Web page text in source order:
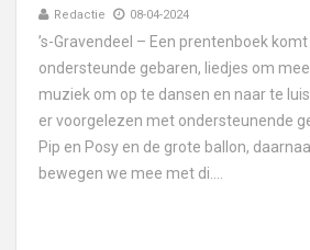
Redactie 08-04-2024
’s-Gravendeel – Een prentenboek
ondersteunde gebaren, liedjes om
muziek om op te dansen en naar te
er voorgelezen met ondersteunende
Pip en Posy en de grote ballon,
bewegen we mee met di....